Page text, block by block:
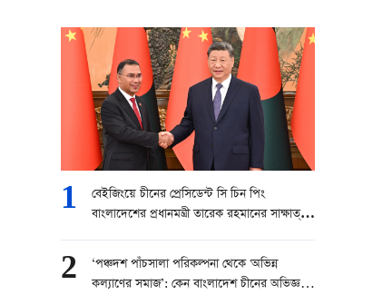
1
বেইজিংয়ে চীনের প্রেসিডেন্ট সি চিন পিং
বাংলাদেশের প্রধানমন্ত্রী তারেক রহমানের সাক্ষাত্
2
‘পঞ্চদশ পাঁচসালা পরিকল্পনা থেকে 'অভিন্ন
কল্যাণের সমাজ’: কেন বাংলাদেশ চীনের অভিজ্ঞতা